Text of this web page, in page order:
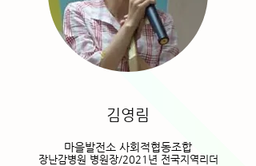
김영림
마을발전소 사회적협동조합
장난감병원 병원장/2021년 전국지역리더